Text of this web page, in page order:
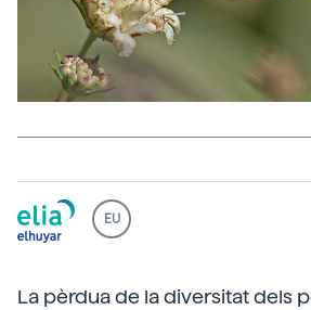
EU
La pèrdua de la diversitat dels